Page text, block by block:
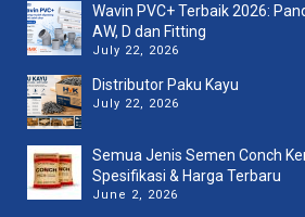
Wavin PVC+ Terbaik 2026:
AW, D dan Fitting
July 22, 2026
Distributor Paku Kayu
July 22, 2026
Semua Jenis Semen Conch
Spesifikasi & Harga Terbaru
June 2, 2026